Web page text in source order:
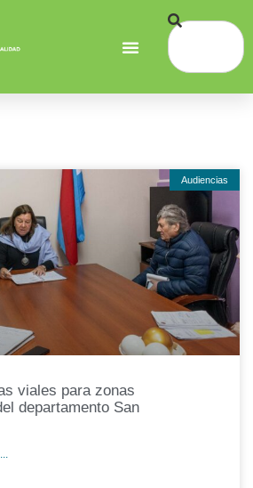
Audiencias
viales para zonas
departamento San